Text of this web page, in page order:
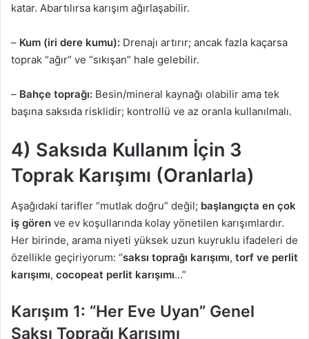
katar. Abartılırsa karışım ağırlaşabilir.
– Kum (iri dere kumu): Drenajı artırır; ancak fazla kaçarsa
toprak “ağır” ve “sıkışan” hale gelebilir.
– Bahçe toprağı: Besin/mineral kaynağı olabilir ama tek
başına saksıda risklidir; kontrollü ve az oranla kullanılmalı.
4) Saksıda Kullanım İçin 3
Toprak Karışımı (Oranlarla)
Aşağıdaki tarifler “mutlak doğru” değil; başlangıçta en çok
iş gören ve ev koşullarında kolay yönetilen karışımlardır.
Her birinde, arama niyeti yüksek uzun kuyruklu ifadeleri de
özellikle geçiriyorum: “saksı toprağı karışımı, torf ve perlit
karışımı, cocopeat perlit karışımı…”
Karışım 1: “Her Eve Uyan” Genel
Saksı Toprağı Karışımı